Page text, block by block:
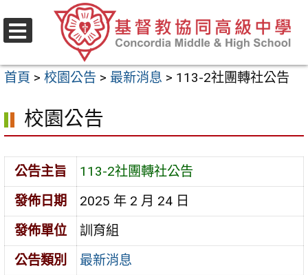
至
要
容
首頁 > 校園公告 > 最新消息 > 113-2社團轉社公告
校園公告
公告主旨
113-2社團轉社公告
發佈日期
2025 年 2 月 24 日
發佈單位
訓育組
公告類別
最新消息
選
單